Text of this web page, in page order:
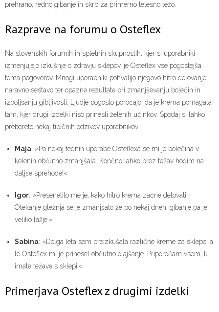
prehrano, redno gibanje in skrb za primerno telesno težo.
Razprave na forumu o Osteflex
Na slovenskih forumih in spletnih skupnostih, kjer si uporabniki
izmenjujejo izkušnje o zdravju sklepov, je Osteflex vse pogostejša
tema pogovorov. Mnogi uporabniki pohvalijo njegovo hitro delovanje,
naravno sestavo ter opazne rezultate pri zmanjševanju bolečin in
izboljšanju gibljivosti. Ljudje pogosto poročajo, da je krema pomagala
tam, kjer drugi izdelki niso prinesli želenih učinkov. Spodaj si lahko
preberete nekaj tipičnih odzivov uporabnikov:
Maja: »Po nekaj tednih uporabe Osteflexa se mi je bolečina v
kolenih občutno zmanjšala. Končno lahko brez težav hodim na
daljše sprehode!«
Igor: »Presenetilo me je, kako hitro krema začne delovati.
Otekanje gležnja se je zmanjšalo že po nekaj dneh, gibanje pa je
veliko lažje.«
Sabina: »Dolga leta sem preizkušala različne kreme za sklepe, a
le Osteflex mi je prinesel občutno olajšanje. Priporočam vsem, ki
imate težave s sklepi.«
Primerjava Osteflex z drugimi izdelki